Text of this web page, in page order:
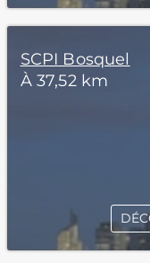
SCPI Bosquel
À 37,52 km